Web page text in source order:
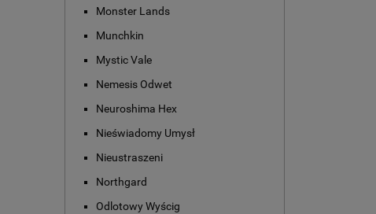
Monster Lands
Munchkin
Mystic Vale
Nemesis Odwet
Neuroshima Hex
Nieświadomy Umysł
Nieustraszeni
Northgard
Odlotowy Wyścig